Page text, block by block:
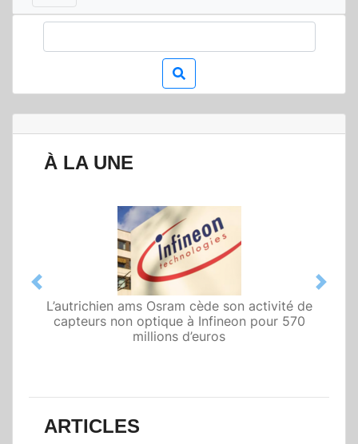
À LA UNE
L’autrichien ams Osram cède son activité de
capteurs non optique à Infineon pour 570
millions d’euros
Qualcomm met en avant une architecture
fondée sur l’IA physique au service de robots
domestiques et humanoïdes
Previous Next
ARTICLES